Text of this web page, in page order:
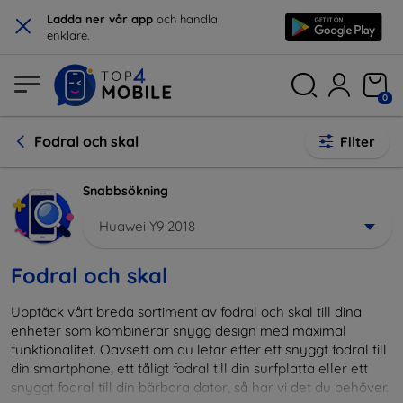
× Ladda ner vår app och handla
enklare.
0
Fodral och skal Filter
Snabbsökning
Huawei Y9 2018
Fodral och skal
Upptäck vårt breda sortiment av fodral och skal till dina
enheter som kombinerar snygg design med maximal
funktionalitet. Oavsett om du letar efter ett snyggt fodral till
din smartphone, ett tåligt fodral till din surfplatta eller ett
snyggt fodral till din bärbara dator, så har vi det du behöver.